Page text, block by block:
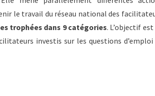
le travail du réseau national des
trophées dans 9 catégories. L’objectif est
investis sur les questions